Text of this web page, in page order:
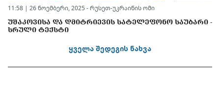
11:58 | 26 ნოემბერი, 2025 - რუსეთ-უკრაინის ომი
ᲣᲨᲐᲙᲝᲕᲘᲡᲐ ᲓᲐ ᲓᲛᲘᲢᲠᲘᲔᲕᲘᲡ ᲡᲐᲢᲔᲚᲔᲤᲝᲜᲝ ᲡᲐᲣᲑᲐᲠᲘ -
ᲡᲠᲣᲚᲘ ᲢᲔᲥᲡᲢᲘ
ყველა შედეგის ნახვა